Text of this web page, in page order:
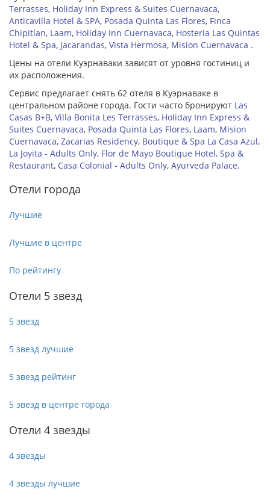
Terrasses, Holiday Inn Express & Suites Cuernavaca,
Anticavilla Hotel & SPA, Posada Quinta Las Flores, Finca
Chipitlan, Laam, Holiday Inn Cuernavaca, Hosteria Las Quintas
Hotel & Spa, Jacarandas, Vista Hermosa, Mision Cuernavaca .
Цены на отели Куэрнаваки зависят от уровня гостиниц и
их расположения.
Сервис предлагает снять 62 отеля в Куэрнаваке в
центральном районе города. Гости часто бронируют Las
Casas B+B, Villa Bonita Les Terrasses, Holiday Inn Express &
Suites Cuernavaca, Posada Quinta Las Flores, Laam, Mision
Cuernavaca, Zacarias Residency, Boutique & Spa La Casa Azul,
La Joyita - Adults Only, Flor de Mayo Boutique Hotel, Spa &
Restaurant, Casa Colonial - Adults Only, Ayurveda Palace.
Отели города
Лучшие
Лучшие в центре
По рейтингу
Отели 5 звезд
5 звезд
5 звезд лучшие
5 звезд рейтинг
5 звезд в центре города
Отели 4 звезды
4 звезды
4 звезды лучшие